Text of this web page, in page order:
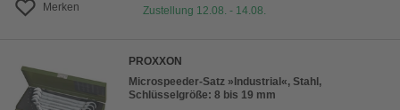
Merken
Zustellung 12.08. - 14.08.
PROXXON
Microspeeder-Satz »Industrial«, Stahl,
Schlüsselgröße: 8 bis 19 mm